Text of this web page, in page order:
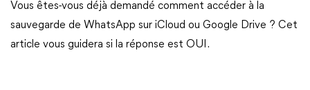
Vous êtes-vous déjà demandé comment accéder à la
sauvegarde de WhatsApp sur iCloud ou Google Drive ? Cet
article vous guidera si la réponse est OUI.